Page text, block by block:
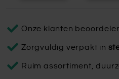
Onze klanten
Zorgvuldig verpakt in
Ruim assortiment,